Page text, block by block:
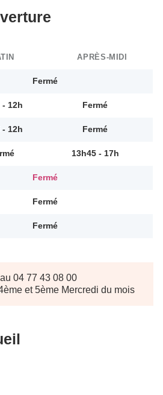
APRÈS-MIDI
Fermé
- 12h Fermé
- 12h Fermé
13h45 - 17h
Fermé
Fermé
Fermé
04 77 43 08 00
et 5ème Mercredi du mois